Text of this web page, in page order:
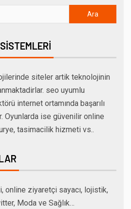
siteler artik teknolojinin
seo uyumlu
internet ortamında başarılı
Oyunlarda ise güvenilir online
tasimacilik hizmeti vs..
online ziyaretçi sayacı, lojistik,
Moda ve Sağlık…